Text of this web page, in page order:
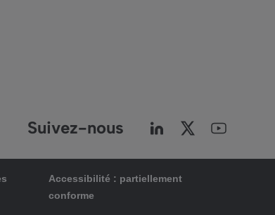
Suivez-nous
Accessibilité : partiellement
conforme